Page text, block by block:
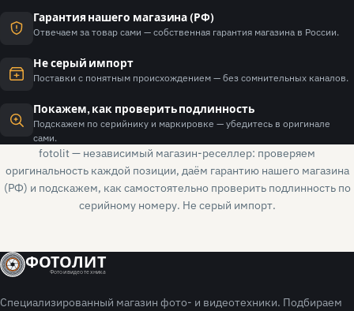
Гарантия нашего магазина (РФ)
Отвечаем за товар сами — собственная гарантия магазина в России.
Не серый импорт
Поставки с понятным происхождением — без сомнительных каналов.
Покажем, как проверить подлинность
Подскажем по серийнику и маркировке — убедитесь в оригинале
сами.
fotolit — независимый магазин-реселлер: проверяем
оригинальность каждой позиции, даём гарантию нашего магазина
(РФ) и подскажем, как самостоятельно проверить подлинность по
серийному номеру. Не серый импорт.
ФОТОЛИТ
Фото и видео техника
Специализированный магазин фото- и видеотехники. Подбираем